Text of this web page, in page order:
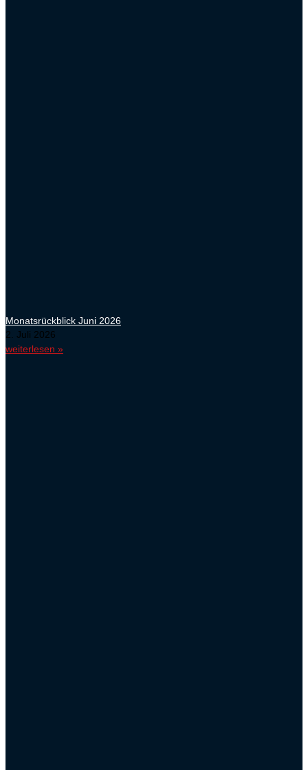
Monatsrückblick Juni 2026
2. Juli 2026
weiterlesen »